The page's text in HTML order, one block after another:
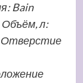
Bain
л:
Отверстие